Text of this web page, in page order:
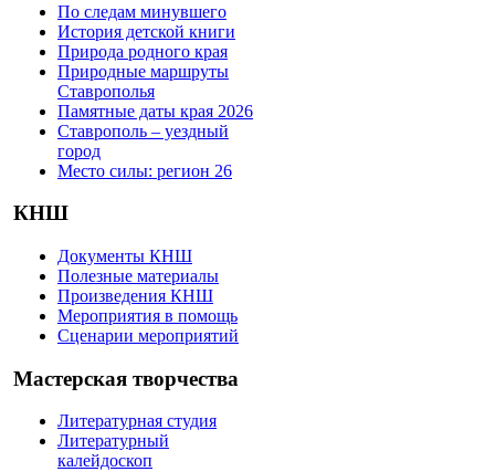
По следам минувшего
История детской книги
Природа родного края
Природные маршруты
Ставрополья
Памятные даты края 2026
Ставрополь – уездный
город
Место силы: регион 26
КНШ
Документы КНШ
Полезные материалы
Произведения КНШ
Мероприятия в помощь
Сценарии мероприятий
Мастерская творчества
Литературная студия
Литературный
калейдоскоп